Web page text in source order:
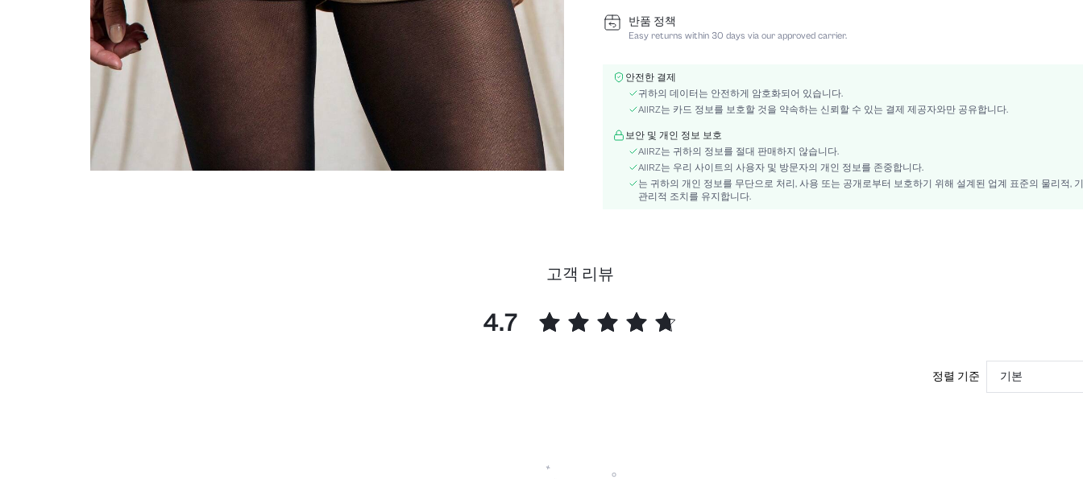
길이:
원단의 탄력성:
논 스트레치
폐쇄 타입:
언라인드
100% 폴리에스터
쉬어:
세부 사항:
포켓, 스터드, 지퍼
스타일:
캐주얼
타입 맞춤:
레귤러 핏
skc:
반품 정책
Easy returns within 30 days via our approved carrier.
안전한 결제
귀하의 데이터는 안전하게 암호화되어 있습니다.
AIIRZ는 카드 정보를 보호할 것을 약속하는 신뢰할 수 있는 결제 제공자와만 공유합니다.
보안 및 개인 정보 보호
AIIRZ는 귀하의 정보를 절대 판매하지 않습니다.
AIIRZ는 우리 사이트의 사용자 및 방문자의 개인 정보를 존중합니다.
는 귀하의 개인 정보를 무단으로 처리, 사용 또는 공개로부터 보호하기 위해 설계된 업계 표준의 물리적,
관리적 조치를 유지합니다.
고객 리뷰
4.7
정렬 기준 기본